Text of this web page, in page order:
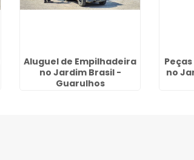
Aluguel de Empilhadeira
no Jardim Brasil -
Guarulhos
no